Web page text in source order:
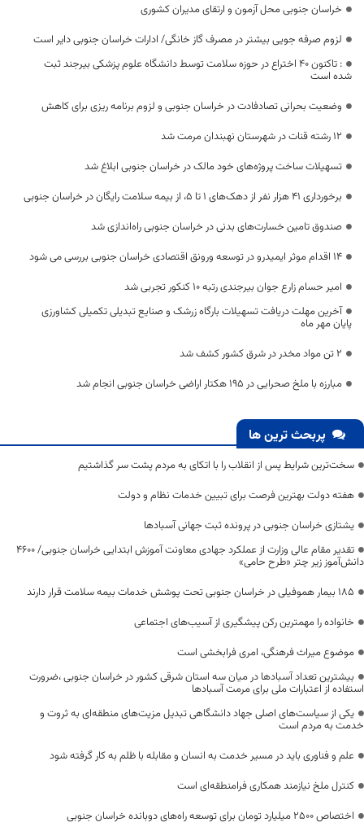
خراسان جنوبی محل آزمون و ارتقای مدیران کشوری
لزوم صرفه جویی بیشتر در مصرف گاز خانگی/ ادارات خراسان جنوبی دایر است
: تاکنون ۴۰ اختراع در حوزه سلامت توسط دانشگاه علوم پزشکی بیرجند ثبت
شده است
وضعیت بحرانی تصادفادت در خراسان جنوبی و لزوم برنامه ریزی برای کاهش
۱۲ رشته قنات در شهرستان نهبندان مرمت شد
تسهیلات ساخت پروژه‌های خود مالک در خراسان جنوبی ابلاغ شد
برخورداری ۴۱ هزار نفر از دهک‌های ۱ تا ۵، از بیمه سلامت رایگان در خراسان جنوبی
صندوق تامین خسارت‌های بدنی در خراسان جنوبی راه‌اندازی شد
14 اقدام موثر ایمیدرو در توسعه ورونق اقتصادی خراسان جنوبی بررسی می شود
امیر حسام زارع جوان بیرجندی رتبه ۱۰ کنکور تجربی شد
آخرین مهلت دریافت تسهیلات بارگاه زرشک و صنایع تبدیلی تکمیلی کشاورزی
پایان مهر ماه
۲ تن مواد مخدر در شرق کشور کشف شد
مبارزه با ملخ صحرایی در ۱۹۵ هکتار اراضی خراسان جنوبی انجام شد
پربحث ترین ها
سخت‌ترین شرایط پس از انقلاب را با اتکای به مردم پشت سر گذاشتیم
هفته دولت بهترین فرصت برای تبیین خدمات نظام و دولت
یشتازی خراسان جنوبی در پرونده ثبت جهانی آسبادها
تقدیر مقام عالی وزارت از عملکرد جهادی معاونت آموزش ابتدایی خراسان جنوبی/ ۴۶۰۰
دانش‌آموز زیر چتر «طرح حامی»
۱۸۵ بیمار هموفیلی در خراسان جنوبی تحت پوشش خدمات بیمه سلامت قرار دارند
خانواده را مهمترین رکن پیشگیری از آسیب‌های اجتماعی
موضوع میراث فرهنگی، امری فرابخشی است
بیشترین تعداد آسبادها در میان سه استان شرقی کشور در خراسان جنوبی ،ضرورت
استفاده از اعتبارات ملی برای مرمت آسبادها
یکی از سیاست‌های اصلی جهاد دانشگاهی تبدیل مزیت‌های منطقه‌ای به ثروت و
خدمت به مردم است
علم و فناوری باید در مسیر خدمت به انسان و مقابله با ظلم به کار گرفته شود
کنترل ملخ نیازمند همکاری فرامنطقه‌ای است
اختصاص 2500 میلیارد تومان برای توسعه راه‌های دوبانده خراسان جنوبی